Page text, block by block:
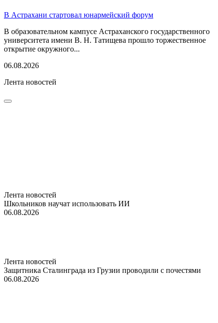
В Астрахани стартовал юнармейский форум
В образовательном кампусе Астраханского государственного
университета имени В. Н. Татищева прошло торжественное
открытие окружного...
06.08.2026
Лента новостей
Лента новостей
Школьников научат использовать ИИ
06.08.2026
Лента новостей
Защитника Сталинграда из Грузии проводили с почестями
06.08.2026